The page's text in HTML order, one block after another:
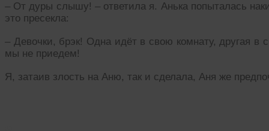
– От дуры слышу! – ответила я. Анька попыталась
это пресекла:
– Девочки, брэк! Одна идёт в свою комнату, другая в
мы не приедем!
Я, затаив злость на Аню, так и сделала, Аня же